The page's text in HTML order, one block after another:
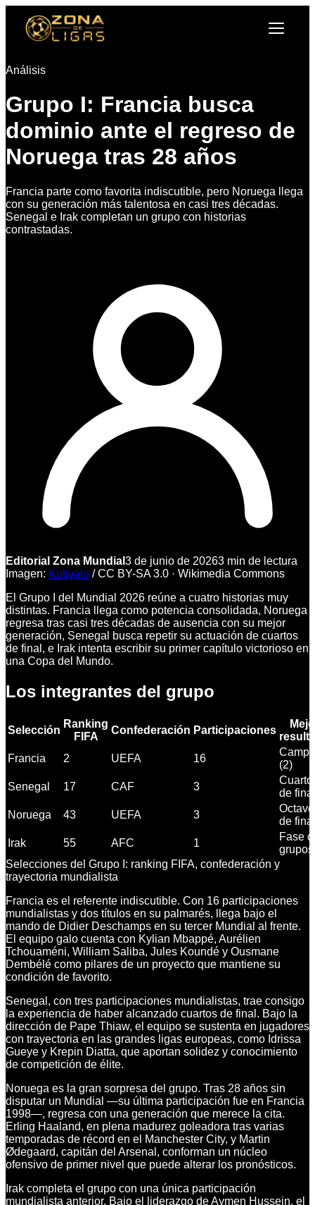
Análisis
Grupo I: Francia busca
dominio ante el regreso de
Noruega tras 28 años
Francia parte como favorita indiscutible, pero Noruega llega
con su generación más talentosa en casi tres décadas.
Senegal e Irak completan un grupo con historias
contrastadas.
Editorial Zona Mundial 3 de junio de 20263 min de lectura
Imagen: Kotivalo /CC BY-SA 3.0 · Wikimedia Commons
El Grupo I del Mundial 2026 reúne a cuatro historias muy
distintas. Francia llega como potencia consolidada, Noruega
regresa tras casi tres décadas de ausencia con su mejor
generación, Senegal busca repetir su actuación de cuartos
de final, e Irak intenta escribir su primer capítulo victorioso en
una Copa del Mundo.
Los integrantes del grupo
Selección
Ranking
FIFA
Confederación Participaciones
Francia
2 UEFA 16
(2)
Senegal
17 CAF 3
de final
Noruega
43 UEFA 3
de final
Irak
55 AFC 1
Fase
grupos
Selecciones del Grupo I: ranking FIFA, confederación y
trayectoria mundialista
Francia es el referente indiscutible. Con 16 participaciones
mundialistas y dos títulos en su palmarés, llega bajo el
mando de Didier Deschamps en su tercer Mundial al frente.
El equipo galo cuenta con Kylian Mbappé, Aurélien
Tchouaméni, William Saliba, Jules Koundé y Ousmane
Dembélé como pilares de un proyecto que mantiene su
condición de favorito.
Senegal, con tres participaciones mundialistas, trae consigo
la experiencia de haber alcanzado cuartos de final. Bajo la
dirección de Pape Thiaw, el equipo se sustenta en jugadores
con trayectoria en las grandes ligas europeas, como Idrissa
Gueye y Krepin Diatta, que aportan solidez y conocimiento
de competición de élite.
Noruega es la gran sorpresa del grupo. Tras 28 años sin
disputar un Mundial —su última participación fue en Francia
1998—, regresa con una generación que merece la cita.
Erling Haaland, en plena madurez goleadora tras varias
temporadas de récord en el Manchester City, y Martin
Ødegaard, capitán del Arsenal, conforman un núcleo
ofensivo de primer nivel que puede alterar los pronósticos.
Irak completa el grupo con una única participación
mundialista anterior. Bajo el liderazgo de Aymen Hussein, el